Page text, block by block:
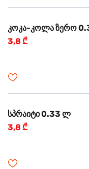
კოკა-
3,8 ₾
სპრაიტი 0.33 ლ
3,8 ₾